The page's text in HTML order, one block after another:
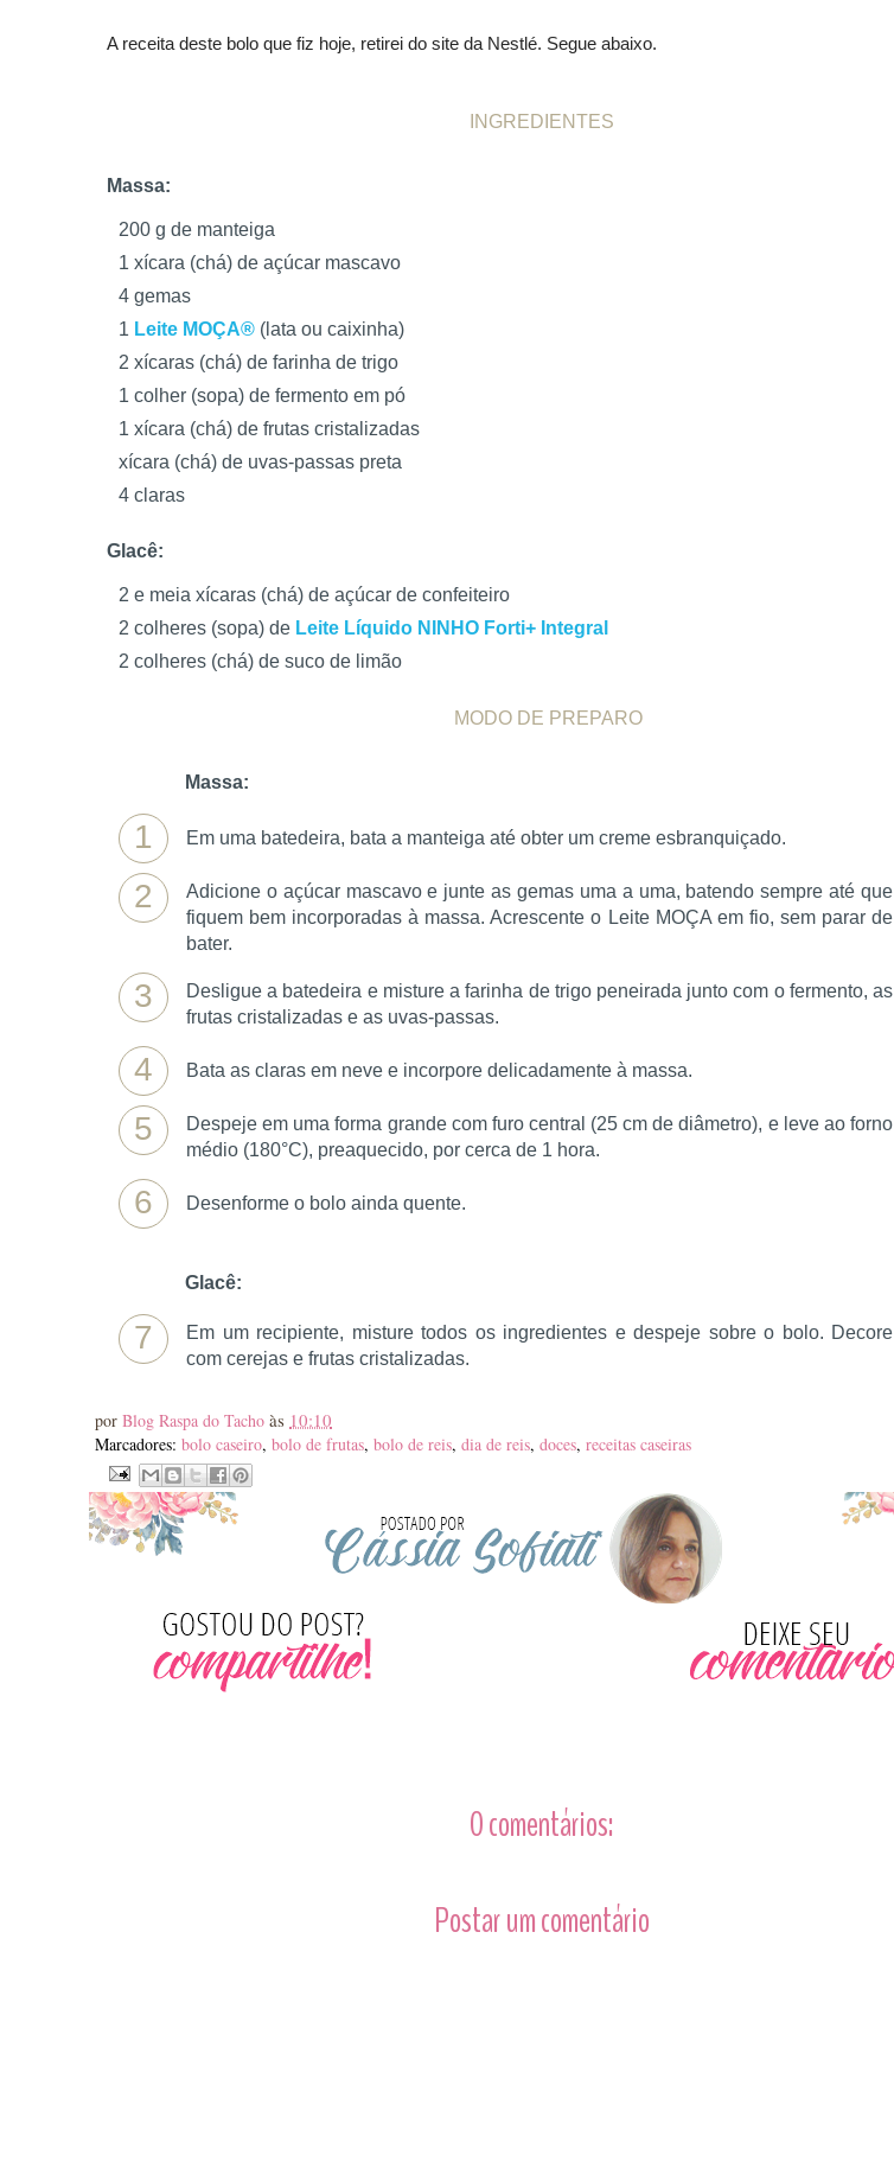
A receita deste bolo que fiz hoje, retirei do site da Nestlé. Segue abaixo.
INGREDIENTES
Massa:
200 g de manteiga
1 xícara (chá) de açúcar mascavo
4 gemas
1 Leite MOÇA® (lata ou caixinha)
2 xícaras (chá) de farinha de trigo
1 colher (sopa) de fermento em pó
1 xícara (chá) de frutas cristalizadas
xícara (chá) de uvas-passas preta
4 claras
Glacê:
2 e meia xícaras (chá) de açúcar de confeiteiro
2 colheres (sopa) de Leite Líquido NINHO Forti+ Integral
2 colheres (chá) de suco de limão
MODO DE PREPARO
Massa:
1 Em uma batedeira, bata a manteiga até obter um creme esbranquiçado.
2
Adicione o açúcar mascavo e junte as gemas uma a uma, batendo sempre até que
fiquem bem incorporadas à massa. Acrescente o Leite MOÇA em fio, sem parar de
bater.
3
Desligue a batedeira e misture a farinha de trigo peneirada junto com o fermento, as
frutas cristalizadas e as uvas-passas.
4 Bata as claras em neve e incorpore delicadamente à massa.
5
Despeje em uma forma grande com furo central (25 cm de diâmetro), e leve ao forno
médio (180°C), preaquecido, por cerca de 1 hora.
6 Desenforme o bolo ainda quente.
Glacê:
7
Em um recipiente, misture todos os ingredientes e despeje sobre o bolo. Decore
com cerejas e frutas cristalizadas.
por Blog Raspa do Tacho às 10:10
Marcadores: bolo caseiro, bolo de frutas, bolo de reis, dia de reis, doces, receitas caseiras
0 comentários:
Postar um comentário